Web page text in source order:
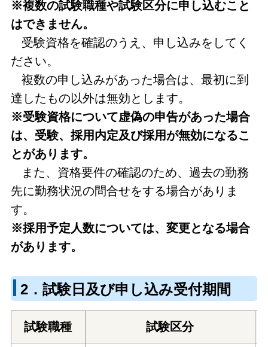
※複数の試験職種や試験区分に申し込むこと
はできません。
受験資格を確認のうえ、申し込みをしてく
ださい。
複数の申し込みがあった場合は、最初に到
達したもの以外は無効とします。
※受験資格について虚偽の申告があった場合
は、受験、採用内定及び採用が無効になるこ
とがあります。
また、資格要件の確認のため、過去の勤務
先に勤務状況の問合せをする場合がありま
す。
※採用予定人数については、変更となる場合
があります。
2．試験日及び申し込み受付期間
試験職種 試験区分